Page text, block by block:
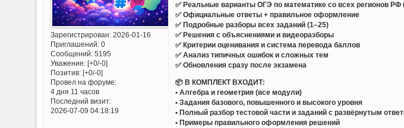
Зарегистрирован: 2026-01-16
Приглашений:0
Сообщений:5195
Уважение: [+0/-0]
Позитив: [+0/-0]
Провел на форуме:
4 дня 11 часов
Последний визит:
2026-07-09 04:18:19
✅ Реальные варианты ОГЭ по математике со всех регионов РФ
✅ Официальные ответы + правильное оформление
✅ Подробные разборы всех заданий (1–25)
✅ Решения с объяснениями и видеоразборы
✅ Критерии оценивания и система перевода баллов
✅ Анализ типичных ошибок и сложных тем
✅ Обновления сразу после экзамена
📦 В КОМПЛЕКТ ВХОДИТ:
• Алгебра и геометрия (все модули)
• Задания базового, повышенного и высокого уровня
• Полный разбор тестовой части и заданий с развёрнутым
• Примеры правильного оформления решений